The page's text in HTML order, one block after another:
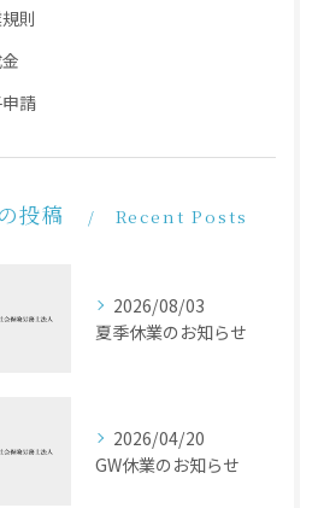
則
請
投稿 Recent Posts
2026/08/03
夏季休業のお知らせ
2026/04/20
GW休業のお知らせ